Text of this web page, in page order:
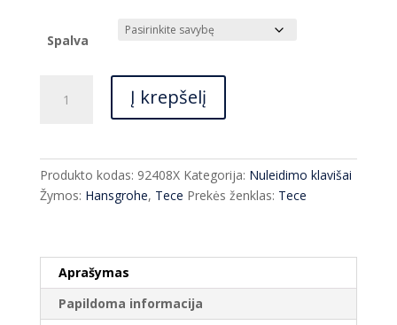
€363.00
through
Spalva
kiekis:
Tece
Square
Į krepšelį
Produkto kodas: 92408X Kategorija: Nuleidimo klavišai
Žymos: Hansgrohe, Tece Prekės ženklas: Tece
Aprašymas
Papildoma informacija